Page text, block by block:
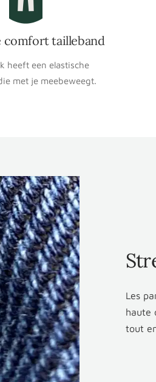
comfort tailleband
heeft een elastische
met je meebeweegt.
Les
haute
tout